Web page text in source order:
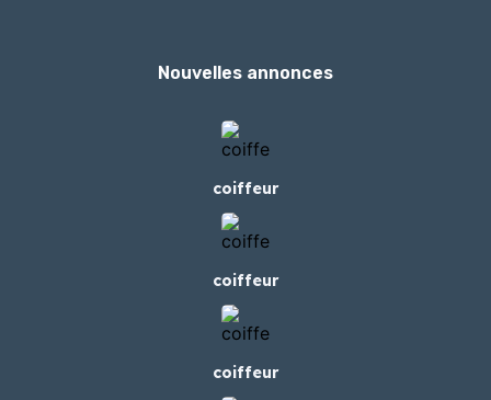
Nouvelles annonces
coiffeur
coiffeur
coiffeur